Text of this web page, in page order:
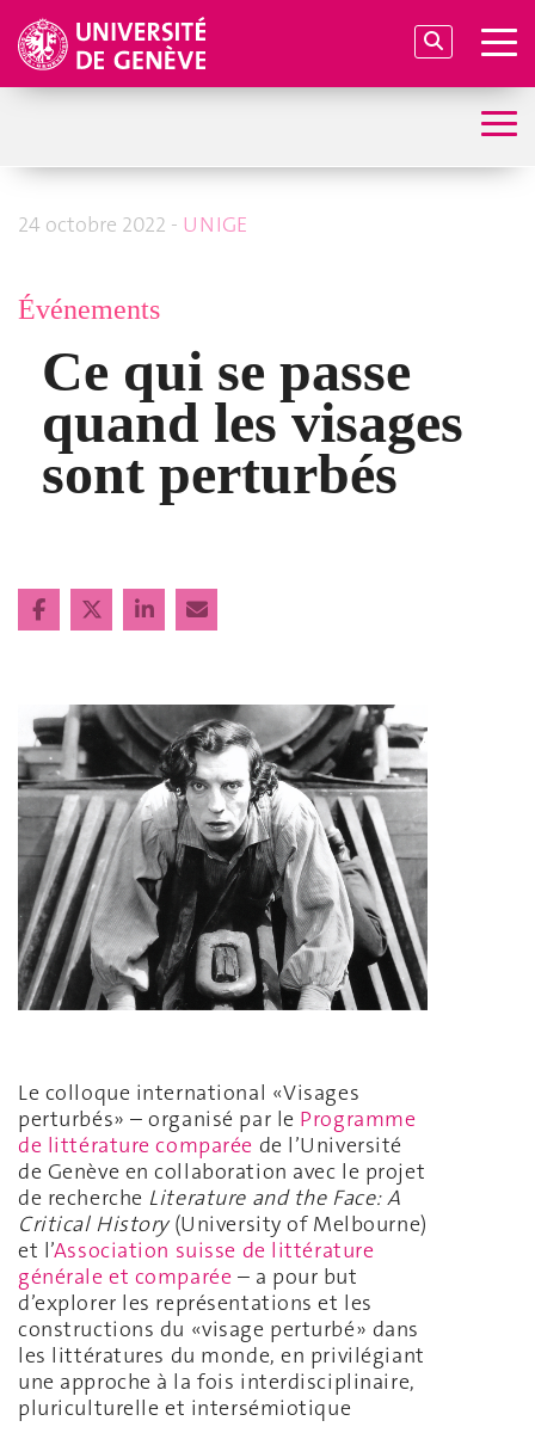
24 octobre 2022 - UNIGE
Événements
Ce qui se passe
quand les visages
sont perturbés
Le colloque international «Visages
perturbés» – organisé par le Programme
de littérature comparée de l’Université
de Genève en collaboration avec le projet
de recherche Literature and the Face: A
Critical History(University of Melbourne)
et l’Association suisse de littérature
générale et comparée – a pour but
d’explorer les représentations et les
constructions du «visage perturbé» dans
les littératures du monde, en privilégiant
une approche à la fois interdisciplinaire,
pluriculturelle et intersémiotique